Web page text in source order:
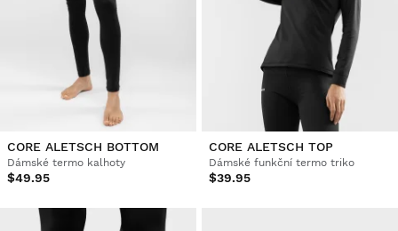
CORE ALETSCH BOTTOM
Dámské termo kalhoty
$49.95
CORE ALETSCH TOP
Dámské funkční termo triko
$39.95